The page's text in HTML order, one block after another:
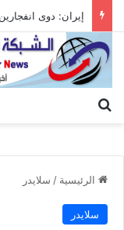
الرئيسية / سلايدر
سلايدر